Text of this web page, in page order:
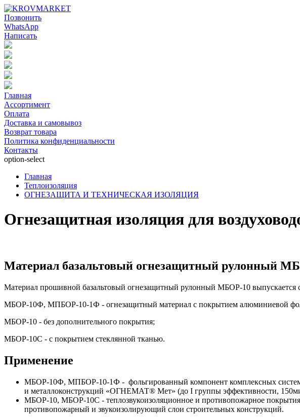
Позвонить
WhatsApp
Написать
Главная
Ассортимент
Оплата
Доставка и самовывоз
Возврат товара
Политика конфиденциальности
Контакты
option-select
Главная
Теплоизоляция
ОГНЕЗАЩИТА И ТЕХНИЧЕСКАЯ ИЗОЛЯЦИЯ
Огнезащитная изоляция для
Материал базальтовый огнезащитный рулонный
Материал прошивной базальтовый огнезащитный рулонный МБОР-10 выпускается
МБОР-10Ф, МПБОР-10-1Ф - огнезащитный материал с покрытием алюминиевой
МБОР-10 - без дополнительного покрытия;
МБОР-10С - с покрытием стеклянной тканью.
Применение
МБОР-10Ф, МПБОР-10-1Ф - фольгированный компонент комплексных
и металлоконструкций «ОГНЕМАТ® Мет» (до I группы эффективности,
МБОР-10, МБОР-10С - теплозвукоизоляционное и противопожарное
противопожарный и звукоизолирующий слои строительных конструкций.